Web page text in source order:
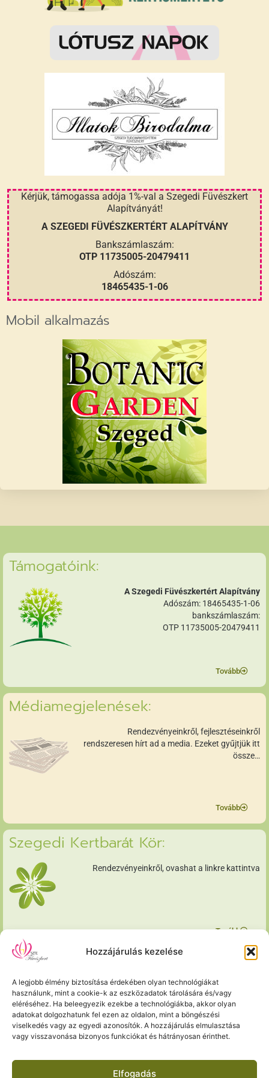
Hozzájárulás kezelése
A legjobb élmény biztosítása érdekében olyan technológiákat
használunk, mint a cookie-k az eszközadatok tárolására és/vagy
eléréséhez. Ha beleegyezik ezekbe a technológiákba, akkor olyan
adatokat dolgozhatunk fel ezen az oldalon, mint a böngészési
viselkedés vagy az egyedi azonosítók. A hozzájárulás elmulasztása
vagy visszavonása bizonyos funkciókat és hátrányosan érinthet.
Elfogadás
Kérjük, támogassa adója 1%-val a Szegedi Füvészkert
Alapítványát!
A SZEGEDI FÜVÉSZKERTÉRT ALAPÍTVÁNY
Bankszámlaszám:
OTP 11735005-20479411
Adószám:
18465435-1-06
Mobil alkalmazás
Támogatóink:
A Szegedi Füvészkertért Alapítvány
Adószám: 18465435-1-06
bankszámlaszám:
OTP 11735005-20479411
Tovább
Médiamegjelenések:
Rendezvényeinkről, fejlesztéseinkről
rendszeresen hírt ad a media. Ezeket gyűjtjük itt
össze…
Tovább
Szegedi Kertbarát Kör:
Rendezvényeinkről, ovashat a linkre kattintva
Tovább
Régebbi cikkeink:
Nem töröltük régebbi cikkeinket sem, nézzen szét
archívumunkban.